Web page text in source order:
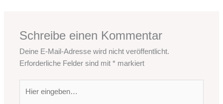
Schreibe einen Kommentar
Deine E-Mail-Adresse wird nicht veröffentlicht.
Erforderliche Felder sind mit* markiert
eingeben…